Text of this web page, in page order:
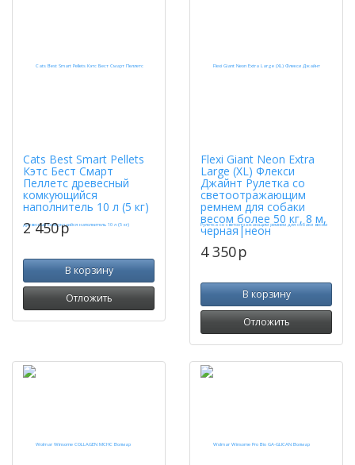
Cats Best Smart Pellets
Кэтс Бест Смарт
Пеллетс древесный
комкующийся
наполнитель 10 л (5 кг)
2 450p
В корзину
Отложить
Flexi Giant Neon Extra
Large (XL) Флекси
Джайнт Рулетка со
светоотражающим
ремнем для собаки
весом более 50 кг, 8 м,
черная|неон
4 350p
В корзину
Отложить